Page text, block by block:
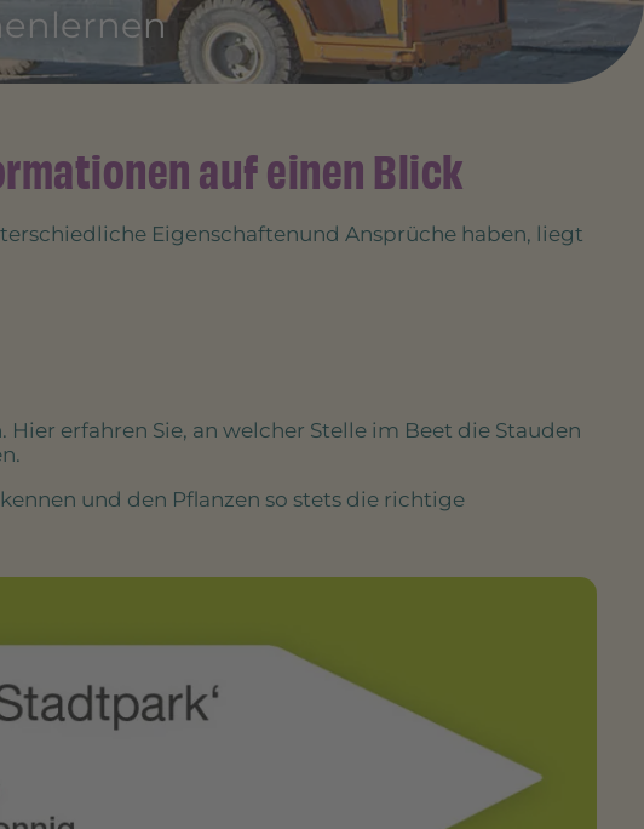
auf einen Blick
Eigenschaftenund Ansprüche haben, liegt
erfahren Sie, an welcher Stelle im Beet die Stauden
und den Pflanzen so stets die richtige